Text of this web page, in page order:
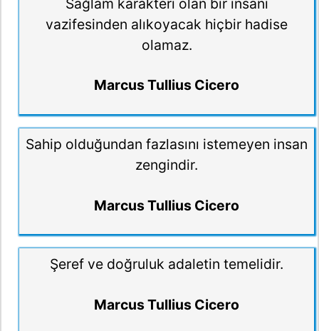
vazifesinden alıkoyacak hiçbir hadise
olamaz.
Marcus Tullius Cicero
Sahip olduğundan fazlasını istemeyen insan
zengindir.
Marcus Tullius Cicero
Şeref ve doğruluk adaletin temelidir.
Marcus Tullius Cicero